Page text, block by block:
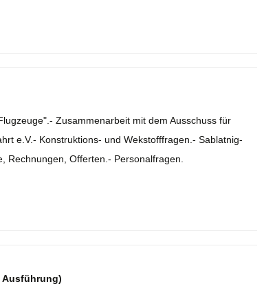
Zusammenarbeit mit dem Ausschuss für
e.V.- Konstruktions- und Wekstofffragen.- Sablatnig-
Rechnungen, Offerten.- Personalfragen.
Ausführung)